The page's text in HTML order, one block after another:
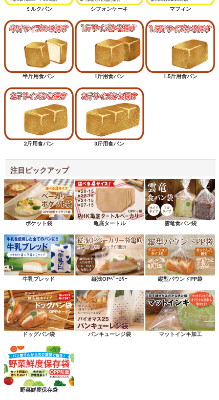
ミルクパン シフォンケーキ マフィン
半斤用食パン 1斤用食パン 1.5斤用食パン
2斤用食パン 3斤用食パン
注目ピックアップ
ポケット袋 亀底タートル 雲竜食パン袋
牛乳ブレッド 縦浅OPﾍﾞｰｶﾘｰ 縦型パウンドPP袋
ドッグパン袋 パンキューレジ袋 マットインキ加工
野菜鮮度保存袋